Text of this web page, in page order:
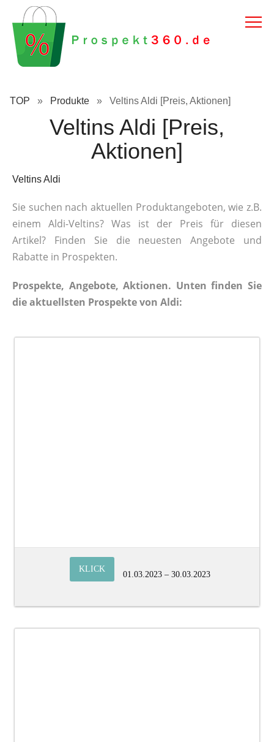
TOP » Produkte » Veltins Aldi [Preis, Aktionen]
Veltins Aldi [Preis,
Aktionen]
Veltins Aldi
Sie suchen nach aktuellen Produktangeboten, wie z.B.
einem Aldi-Veltins? Was ist der Preis für diesen
Artikel? Finden Sie die neuesten Angebote und
Rabatte in Prospekten.
Prospekte, Angebote, Aktionen. Unten finden Sie
die aktuellsten Prospekte von Aldi:
KLICK
01.03.2023 – 30.03.2023